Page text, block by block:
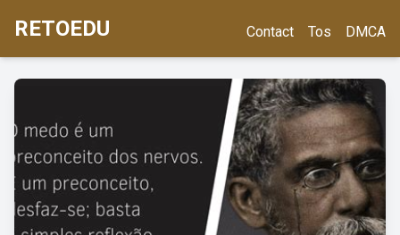
RETOEDU Contact Tos DMCA